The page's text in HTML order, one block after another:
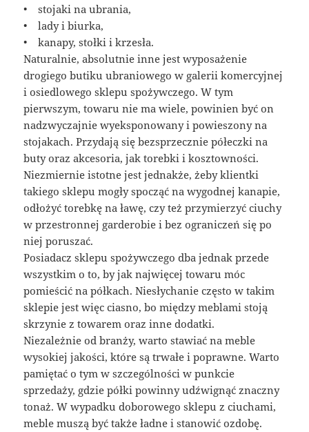
• stojaki na ubrania,
• lady i biurka,
• kanapy, stołki i krzesła.
Naturalnie, absolutnie inne jest wyposażenie
drogiego butiku ubraniowego w galerii komercyjnej
i osiedlowego sklepu spożywczego. W tym
pierwszym, towaru nie ma wiele, powinien być on
nadzwyczajnie wyeksponowany i powieszony na
stojakach. Przydają się bezsprzecznie półeczki na
buty oraz akcesoria, jak torebki i kosztowności.
Niezmiernie istotne jest jednakże, żeby klientki
takiego sklepu mogły spocząć na wygodnej kanapie,
odłożyć torebkę na ławę, czy też przymierzyć ciuchy
w przestronnej garderobie i bez ograniczeń się po
niej poruszać.
Posiadacz sklepu spożywczego dba jednak przede
wszystkim o to, by jak najwięcej towaru móc
pomieścić na półkach. Niesłychanie często w takim
sklepie jest więc ciasno, bo między meblami stoją
skrzynie z towarem oraz inne dodatki.
Niezależnie od branży, warto stawiać na meble
wysokiej jakości, które są trwałe i poprawne. Warto
pamiętać o tym w szczególności w punkcie
sprzedaży, gdzie półki powinny udźwignąć znaczny
tonaż. W wypadku doborowego sklepu z ciuchami,
meble muszą być także ładne i stanowić ozdobę.